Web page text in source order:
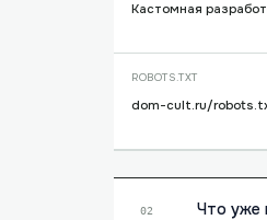
Кастомная
ROBOTS.TXT
dom-cult.ru/
02 Что уже